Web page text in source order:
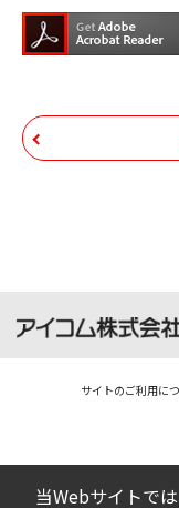
機器のコン
びその他す
いての著作
帰属します
個人で使用
せんのでご
告なく改良
ダウンロー
ファームウ
コンの基本
サイトのご利用に
当Webサイトで